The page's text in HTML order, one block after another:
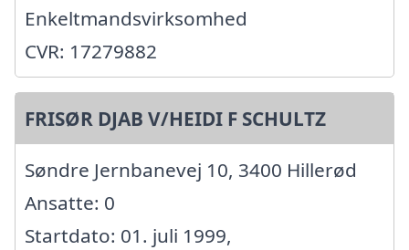
Enkeltmandsvirksomhed
CVR: 17279882
FRISØR DJAB V/HEIDI F SCHULTZ
Søndre Jernbanevej 10, 3400 Hillerød
Ansatte: 0
Startdato: 01. juli 1999,